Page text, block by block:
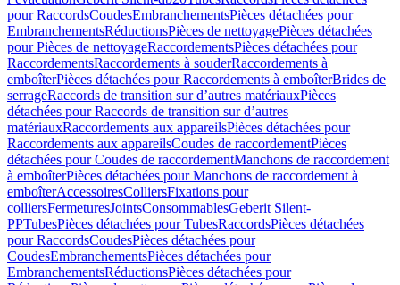
pour RaccordsCoudesEmbranchementsPièces détachées pour
EmbranchementsRéductionsPièces de nettoyagePièces détachées
pour Pièces de nettoyageRaccordementsPièces détachées pour
RaccordementsRaccordements à souderRaccordements à
emboîterPièces détachées pour Raccordements à emboîterBrides de
serrageRaccords de transition sur d’autres matériauxPièces
détachées pour Raccords de transition sur d’autres
matériauxRaccordements aux appareilsPièces détachées pour
Raccordements aux appareilsCoudes de raccordementPièces
détachées pour Coudes de raccordementManchons de raccordement
à emboîterPièces détachées pour Manchons de raccordement à
emboîterAccessoiresColliersFixations pour
colliersFermeturesJointsConsommablesGeberit Silent-
PPTubesPièces détachées pour TubesRaccordsPièces détachées
pour RaccordsCoudesPièces détachées pour
CoudesEmbranchementsPièces détachées pour
EmbranchementsRéductionsPièces détachées pour